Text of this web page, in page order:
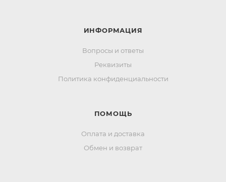
ИНФОРМАЦИЯ
Вопросы и ответы
Реквизиты
Политика конфиденциальности
ПОМОЩЬ
Оплата и доставка
Обмен и возврат